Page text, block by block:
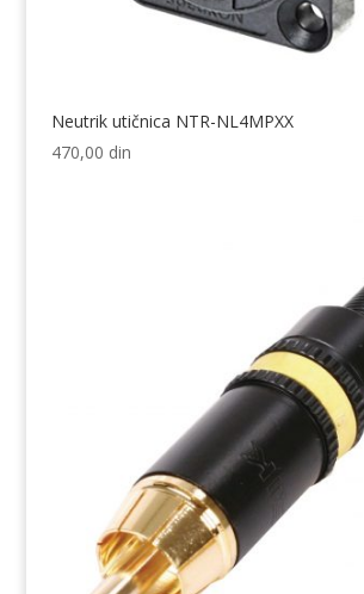
Neutrik utičnica NTR-NL4MPXX
470,00 din